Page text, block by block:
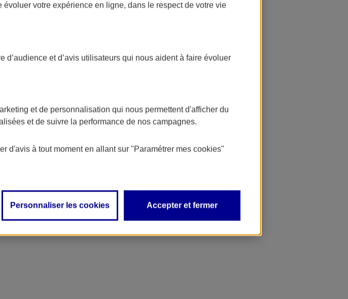
votre expérience en ligne, dans le respect de votre vie
d’audience et d’avis utilisateurs qui nous aident à faire évoluer
et de personnalisation qui nous permettent d'afficher du
et de suivre la performance de nos campagnes.
d'avis à tout moment en allant sur "Paramétrer mes cookies"
Personnaliser les cookies Accepter et fermer